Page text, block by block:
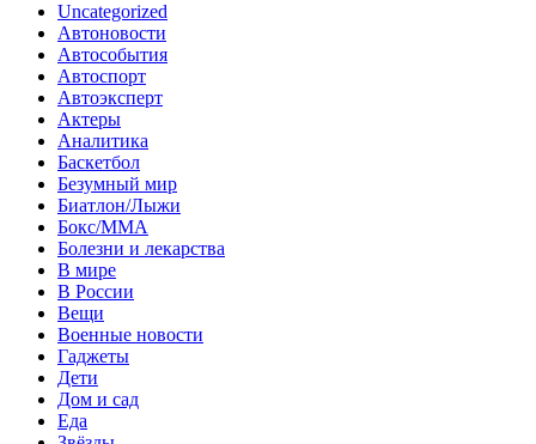
Uncategorized
Автоновости
Автособытия
Автоспорт
Автоэксперт
Актеры
Аналитика
Баскетбол
Безумный мир
Биатлон/Лыжи
Бокс/MMA
Болезни и лекарства
В мире
В России
Вещи
Военные новости
Гаджеты
Дети
Дом и сад
Еда